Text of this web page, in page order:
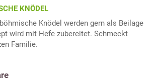
KNÖDEL
Knödel werden gern als Beilage
wird mit Hefe zubereitet. Schmeckt
Familie.